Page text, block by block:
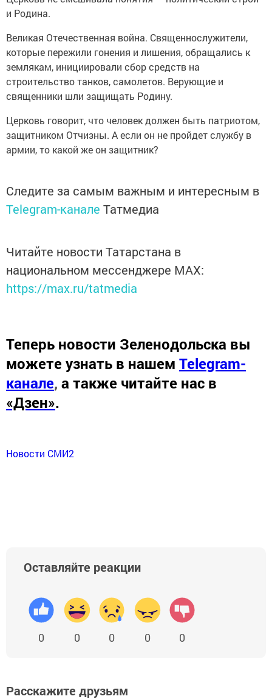
и Родина.
Великая Отечественная война. Священнослужители,
которые пережили гонения и лишения, обращались к
землякам, инициировали сбор средств на
строительство танков, самолетов. Верующие и
священники шли защищать Родину.
Церковь говорит, что человек должен быть патриотом,
защитником Отчизны. А если он не пройдет службу в
армии, то какой же он защитник?
Следите за самым важным и интересным в
Telegram-канале Татмедиа
Читайте новости Татарстана в
национальном мессенджере MАХ:
https://max.ru/tatmedia
Теперь новости Зеленодольска вы
можете узнать в нашем Telegram-
канале, а также читайте нас в
«Дзен».
Новости СМИ2
Оставляйте реакции
0 0 0 0 0
Расскажите друзьям